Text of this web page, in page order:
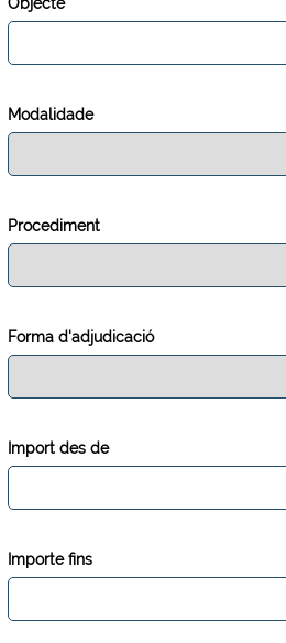
Modalidade
Procediment
Forma d'adjudicació
Import des de
Importe fins